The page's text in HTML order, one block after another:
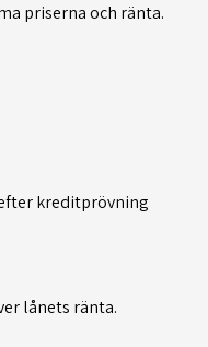
priserna och ränta.
kreditprövning
lånets ränta.